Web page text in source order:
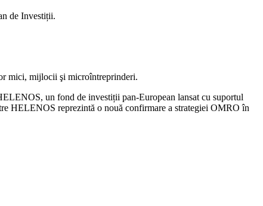
de Investiții.
mici, mijlocii şi microîntreprinderi.
un fond de investiții pan-European lansat cu suportul
HELENOS reprezintă o nouă confirmare a strategiei OMRO în